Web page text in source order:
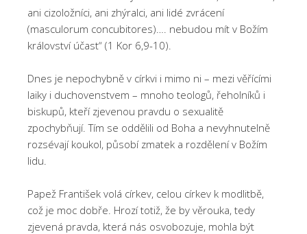
ani cizoložníci, ani zhýralci, ani lidé zvrácení
(masculorum concubitores)…. nebudou mít v Božím
království účast“ (1 Kor 6,9-10).
Dnes je nepochybně v církvi i mimo ni – mezi věřícími
laiky i duchovenstvem – mnoho teologů, řeholníků i
biskupů, kteří zjevenou pravdu o sexualitě
zpochybňují. Tím se oddělili od Boha a nevyhnutelně
rozsévají koukol, působí zmatek a rozdělení v Božím
lidu.
Papež František volá církev, celou církev k modlitbě,
což je moc dobře. Hrozí totiž, že by věrouka, tedy
zjevená pravda, která nás osvobozuje, mohla být